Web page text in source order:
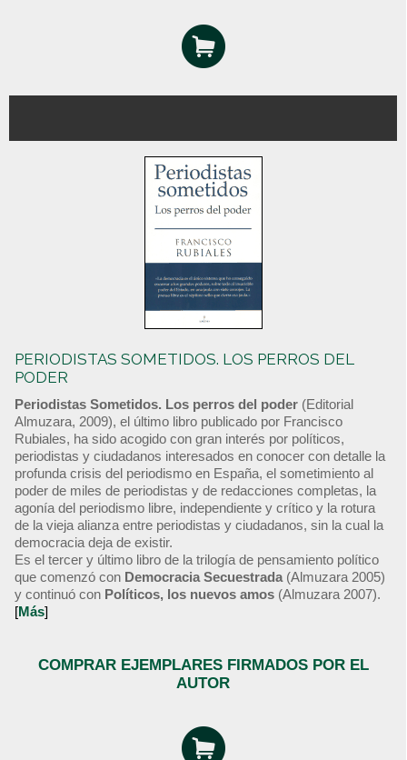
PERIODISTAS SOMETIDOS. LOS PERROS DEL
PODER
Periodistas Sometidos. Los perros del poder (Editorial
Almuzara, 2009), el último libro publicado por Francisco
Rubiales, ha sido acogido con gran interés por políticos,
periodistas y ciudadanos interesados en conocer con detalle la
profunda crisis del periodismo en España, el sometimiento al
poder de miles de periodistas y de redacciones completas, la
agonía del periodismo libre, independiente y crítico y la rotura
de la vieja alianza entre periodistas y ciudadanos, sin la cual la
democracia deja de existir.
Es el tercer y último libro de la trilogía de pensamiento político
que comenzó con Democracia Secuestrada (Almuzara 2005)
y continuó con Políticos, los nuevos amos (Almuzara 2007).
[Más]
COMPRAR EJEMPLARES FIRMADOS POR EL
AUTOR